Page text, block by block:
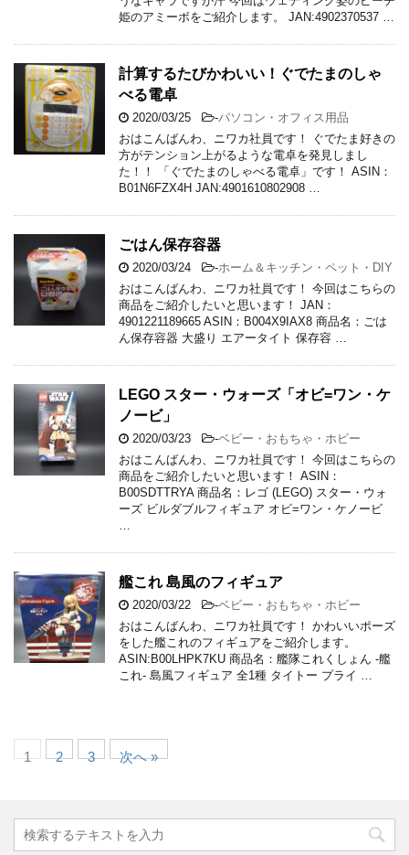
姫のアミーボをご紹介します。 JAN:4902370537 …
計算するたびかわいい！ぐでたまのしゃ
べる電卓
2020/03/25 -パソコン・オフィス用品
おはこんばんわ、ニワカ社員です！ ぐでたま好きの
方がテンション上がるような電卓を発見しまし
た！！ 「ぐでたまのしゃべる電卓」です！ ASIN：
B01N6FZX4H JAN:4901610802908 …
ごはん保存容器
2020/03/24 -ホーム＆キッチン・ペット・DIY
おはこんばんわ、ニワカ社員です！ 今回はこちらの
商品をご紹介したいと思います！ JAN：
4901221189665 ASIN：B004X9IAX8 商品名：ごは
ん保存容器 大盛り エアータイト 保存容 …
LEGO スター・ウォーズ「オビ=ワン・ケ
ノービ」
2020/03/23 -ベビー・おもちゃ・ホビー
おはこんばんわ、ニワカ社員です！ 今回はこちらの
商品をご紹介したいと思います！ ASIN：
B00SDTTRYA 商品名：レゴ (LEGO) スター・ウォ
ーズ ビルダブルフィギュア オビ=ワン・ケノービ
艦これ 島風のフィギュア
2020/03/22 -ベビー・おもちゃ・ホビー
おはこんばんわ、ニワカ社員です！ かわいいポーズ
をした艦これのフィギュアをご紹介します。
ASIN:B00LHPK7KU 商品名：艦隊これくしょん -艦
これ- 島風フィギュア 全1種 タイトー プライ …
1 2 3 次へ »